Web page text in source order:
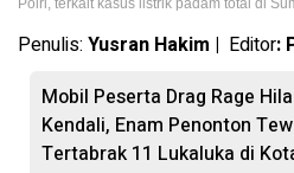
Polri, terkait kasus listrik padam total di
Penulis: Yusran Hakim | Editor:
Mobil Peserta Drag Rage
Kendali, Enam Penonton
Tertabrak 11 Lukaluka di